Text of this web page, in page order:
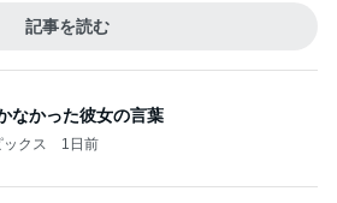
記事を読む
なかった彼女の言葉
クス 1日前